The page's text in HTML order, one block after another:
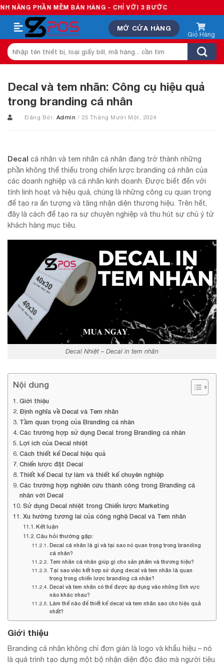
Skip
to
content
MỀM BÁN HÀNG - CHỈ VỚI 3 BƯỚC
MỞ CỬA HÀNG
Tìm
kiếm:
Decal và tem nhãn: Công cụ hiệu quả
trong branding cá nhân
Đăng Bởi: Admin/ 25 Tháng Mười Một, 2024
Decal cá nhân và tem nhãn cá nhân đang trở thành những
phần không thể thiếu trong chiến lược branding cá nhân của
các doanh nghiệp và cá nhân kinh doanh. Được biết đến với
tính linh hoạt và hiệu quả, chúng là những công cụ quan trọng
để tạo ra ấn tượng và tăng nhận diện thương hiệu. Trên hết,
đây là cách để tạo ra sự chuyên nghiệp và thu hút sự chú ý từ
khách hàng mục tiêu.
Decal Nhiệt – Decal in tem nhãn
Nội dung
Giới thiệu
Định nghĩa về Decal và Tem nhãn
Tầm quan trọng của Branding cá nhân
Các trường hợp sử dụng Decal trong Branding cá nhân
Lợi ích của Decal nhiệt
Cách thiết kế Decal hiệu quả
Chiến lược đặt Decal
Thiết kế Decal tự làm và thiết kế chuyên nghiệp
Các trường hợp nghiên cứu thành công trong Branding cá
nhân với Decal
Sử dụng Decal nhiệt trong Chiến lược Marketing
Xu hướng tương lai của công nghệ Decal và Tem nhãn
Kết luận
Câu hỏi thường gặp:
Decal cá nhân là gì và tại sao nó quan trọng trong branding
cá nhân?
Tem nhãn cá nhân giúp gì cho sản phẩm và thương hiệu?
Tại sao việc kết hợp sử dụng decal và tem nhãn là quan
trọng trong chiến lược branding cá nhân?
Decal và tem nhãn có thể được áp dụng vào những lĩnh vực
nào khác nhau?
Làm thế nào để thiết kế decal và tem nhãn sao cho hiệu quả
nhất?
Giới thiệu
Branding cá nhân không chỉ đơn giản là logo và khẩu hiệu – nó
là quá trình tạo dựng một bộ nhận diện độc đáo mà người tiêu